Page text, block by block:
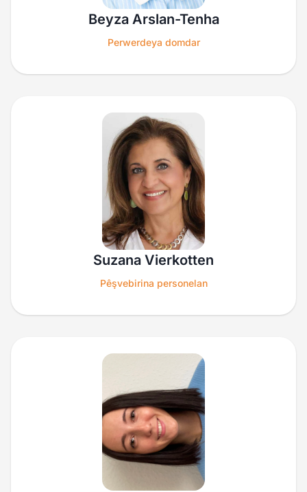
Beyza Arslan-Tenha
Perwerdeya domdar
Suzana Vierkotten
Pêşvebirina personelan